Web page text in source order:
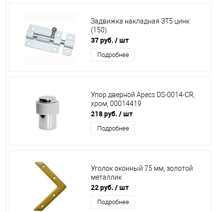
Задвижка накладная ЗТ5 цинк
(150)
37 руб. / шт
Подробнее
Упор дверной Apecs DS-0014-CR,
хром, 00014419
218 руб. / шт
Подробнее
Уголок оконный 75 мм, золотой
металлик
22 руб. / шт
Подробнее